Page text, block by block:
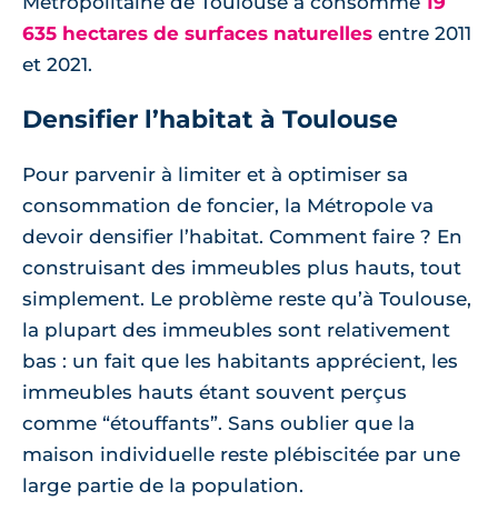
635 hectares de surfaces naturelles entre 2011
et 2021.
Densifier l’habitat à Toulouse
Pour parvenir à limiter et à optimiser sa
consommation de foncier, la Métropole va
devoir densifier l’habitat. Comment faire ? En
construisant des immeubles plus hauts, tout
simplement. Le problème reste qu’à Toulouse,
la plupart des immeubles sont relativement
bas : un fait que les habitants apprécient, les
immeubles hauts étant souvent perçus
comme “étouffants”. Sans oublier que la
maison individuelle reste plébiscitée par une
large partie de la population.